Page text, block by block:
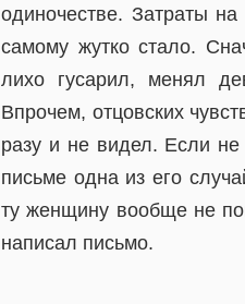
одиночестве. Затраты
самому жутко стало.
лихо гусарил, менял
Впрочем, отцовских
разу и не видел. Если
письме одна из его
ту женщину вообще не
написал письмо.